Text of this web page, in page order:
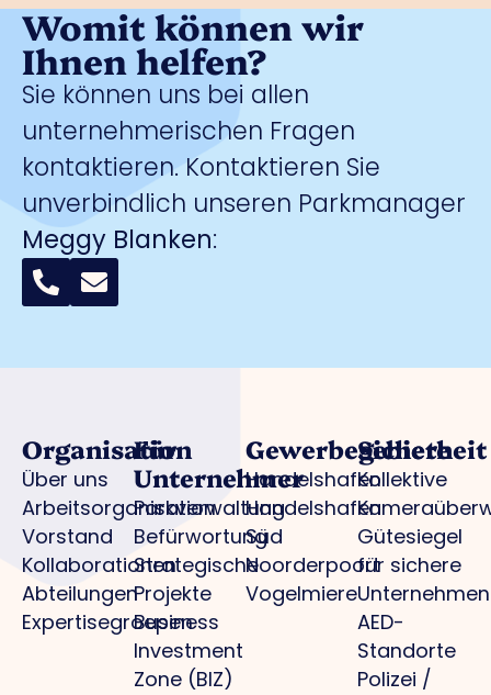
Womit können wir
Ihnen helfen?
Sie können uns bei allen
unternehmerischen Fragen
kontaktieren. Kontaktieren Sie
unverbindlich unseren Parkmanager
Meggy Blanken:
Organisation
Über uns
Arbeitsorganisation
Vorstand
Kollaborationen
Abteilungen
Expertisegroepen
Für
Unternehmer
Parkverwaltung
Befürwortung
Strategische
Projekte
Business
Investment
Zone (BIZ)
Gewerbegebiete
Handelshafen
Handelshafen
Süd
Noorderpoort
Vogelmiere
Sicherheit
Kollektive
Gütesiegel
für sichere
Unternehmen
AED-
Standorte
Polizei /